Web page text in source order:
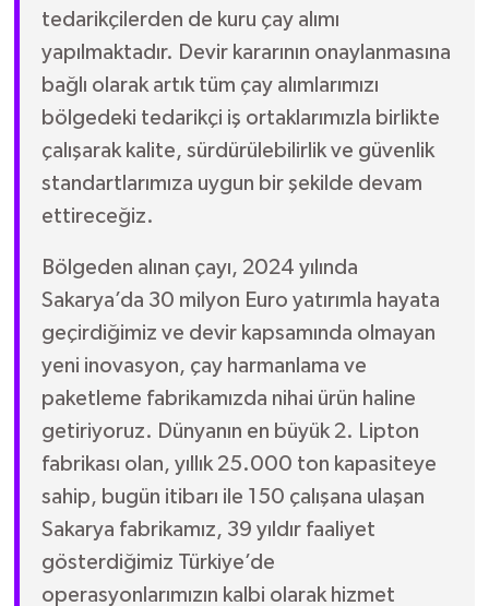
tedarikçilerden de kuru çay alımı
yapılmaktadır. Devir kararının onaylanmasına
bağlı olarak artık tüm çay alımlarımızı
bölgedeki tedarikçi iş ortaklarımızla birlikte
çalışarak kalite, sürdürülebilirlik ve güvenlik
standartlarımıza uygun bir şekilde devam
ettireceğiz.
Bölgeden alınan çayı, 2024 yılında
Sakarya’da 30 milyon Euro yatırımla hayata
geçirdiğimiz ve devir kapsamında olmayan
yeni inovasyon, çay harmanlama ve
paketleme fabrikamızda nihai ürün haline
getiriyoruz. Dünyanın en büyük 2. Lipton
fabrikası olan, yıllık 25.000 ton kapasiteye
sahip, bugün itibarı ile 150 çalışana ulaşan
Sakarya fabrikamız, 39 yıldır faaliyet
gösterdiğimiz Türkiye’de
operasyonlarımızın kalbi olarak hizmet